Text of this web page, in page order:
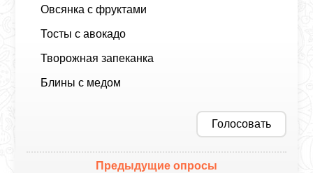
Овсянка с фруктами
Тосты с авокадо
Творожная запеканка
Блины с медом
Голосовать
Предыдущие опросы